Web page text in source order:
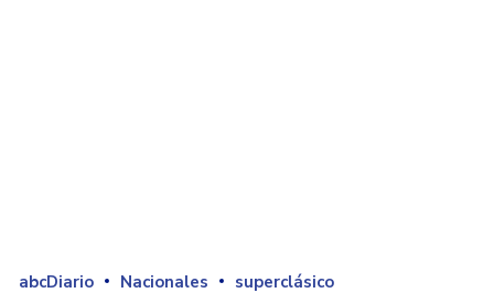
abcDiario Nacionales superclásico